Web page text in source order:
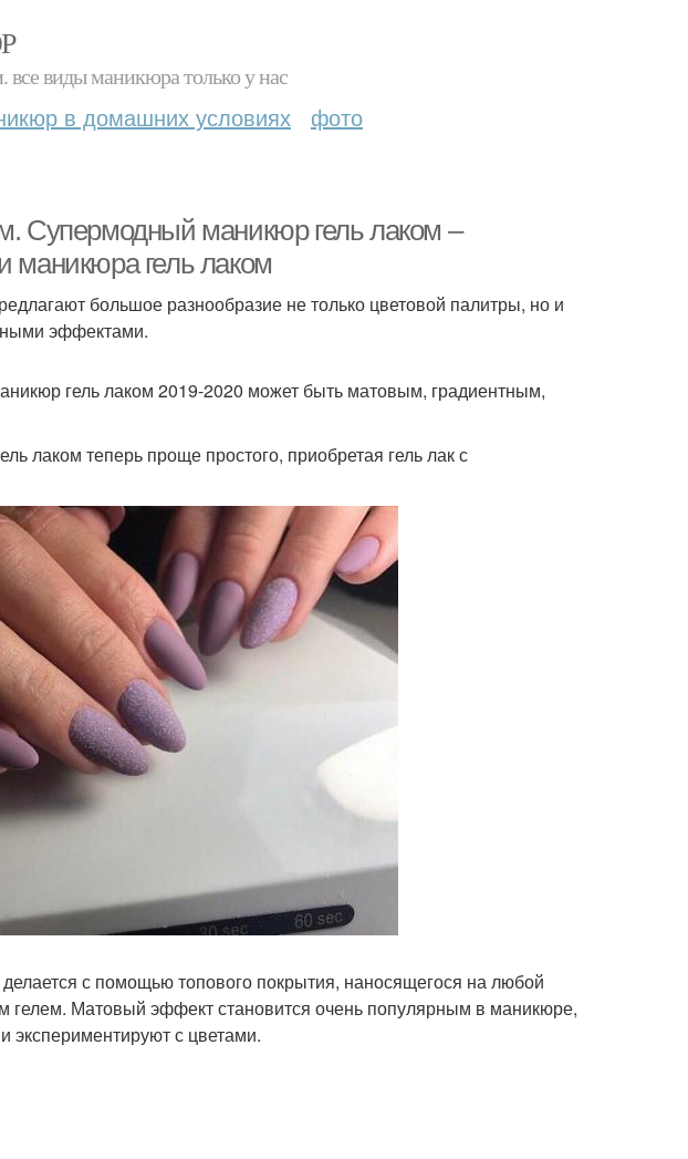
виды маникюра только у нас
в домашних условиях фото
Супермодный маникюр гель лаком –
маникюра гель лаком
большое разнообразие не только цветовой палитры, но и
эффектами.
гель лаком 2019-2020 может быть матовым, градиентным,
лаком теперь проще простого, приобретая гель лак с
с помощью топового покрытия, наносящегося на любой
гелем. Матовый эффект становится очень популярным в маникюре,
экспериментируют с цветами.